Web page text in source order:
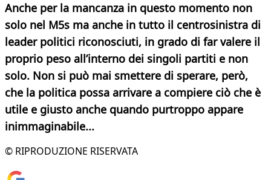
Anche per la mancanza in questo momento non
solo nel M5s ma anche in tutto il centrosinistra di
leader politici riconosciuti, in grado di far valere il
proprio peso all’interno dei singoli partiti e non
solo. Non si può mai smettere di sperare, però,
che la politica possa arrivare a compiere ciò che è
utile e giusto anche quando purtroppo appare
inimmaginabile...
© RIPRODUZIONE RISERVATA